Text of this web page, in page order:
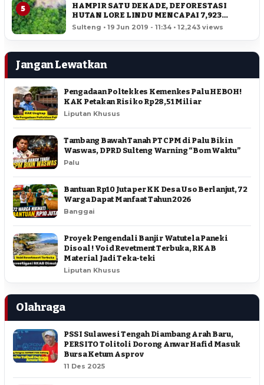
5
HAMPIR SATU DEKADE, DEFORESTASI
HUTAN LORE LINDU MENCAPAI 7,923
HEKTAR
Sulteng • 19 Jun 2019 - 11:34 • 12,243 views
Jangan Lewatkan
Pengadaan Poltekkes Kemenkes Palu HEBOH!
KAK Petakan Risiko Rp28,51 Miliar
Liputan Khusus
Tambang Bawah Tanah PT CPM di Palu Bikin
Waswas, DPRD Sulteng Warning “Bom Waktu”
Palu
Bantuan Rp10 Juta per KK Desa Uso Berlanjut, 72
Warga Dapat Manfaat Tahun 2026
Banggai
Proyek Pengendali Banjir Watutela Paneki
Disoal ! Void Revetment Terbuka, RKAB
Material Jadi Teka-teki
Liputan Khusus
Olahraga
PSSI Sulawesi Tengah Diambang Arah Baru,
PERSITO Tolitoli Dorong Anwar Hafid Masuk
Bursa Ketum Asprov
11 Des 2025